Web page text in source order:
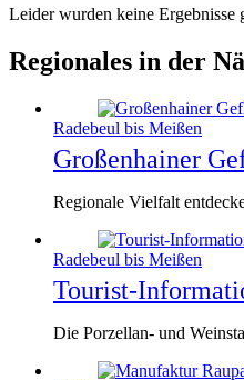
Leider wurden keine Ergebnisse
Regionales in der
Radebeul bis Meißen
Großenhainer
Regionale Vielfalt
Radebeul bis Meißen
Tourist-
Die Porzellan- und